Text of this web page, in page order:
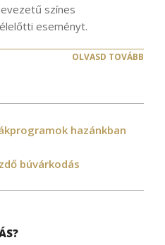
színes
eseményt.
OLVASD TOVÁBB
hazánkban
búvárkodás